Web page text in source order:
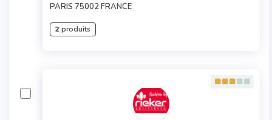
PARIS 75002 FRANCE
2produits